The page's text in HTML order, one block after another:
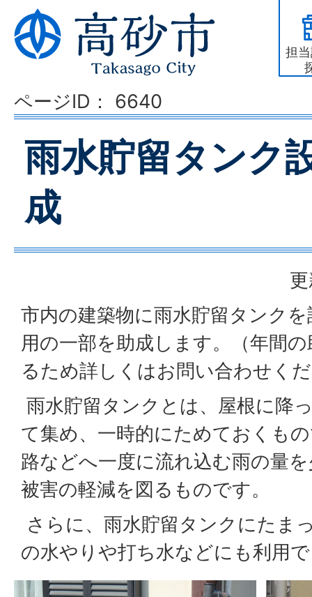
担
ページID： 6640
雨水貯留タンク
成
市内の建築物に雨水貯留タンク
用の一部を助成します。（年間
るため詳しくはお問い合わせく
雨水貯留タンクとは、屋根に降
て集め、一時的にためておくも
路などへ一度に流れ込む雨の量
被害の軽減を図るものです。
さらに、雨水貯留タンクにたま
の水やりや打ち水などにも利用